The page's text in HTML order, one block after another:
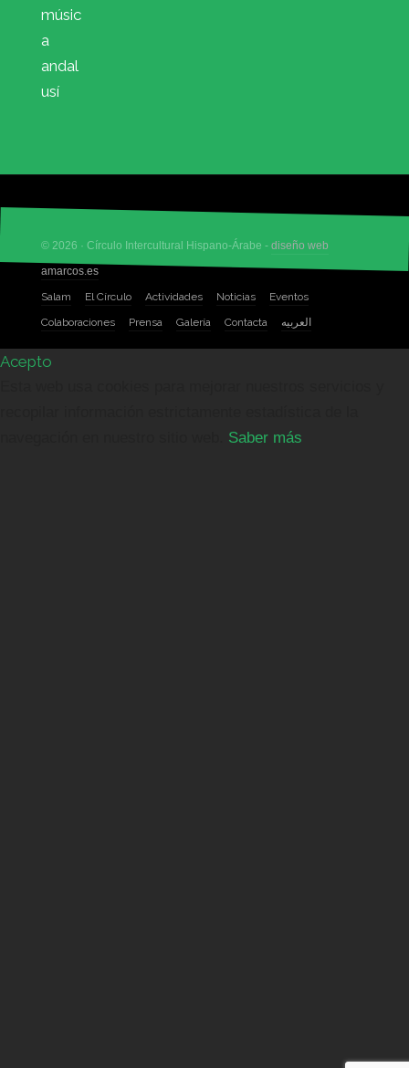
músic
a
andal
usí
© 2026 · Círculo Intercultural Hispano-Árabe - diseño web
amarcos.es
Salam
El Círculo Actividades Noticias
Eventos
Colaboraciones
Prensa Galería Contacta العربيه
Acepto
Saber más